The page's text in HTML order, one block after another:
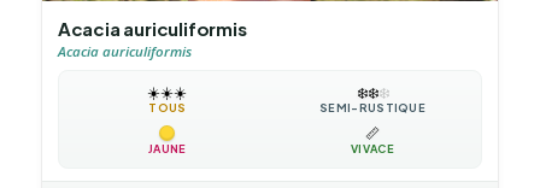
Acacia auriculiformis
Acacia auriculiformis
☀️☀️☀️
TOUS
❄️❄️❄️
SEMI-RUSTIQUE
JAUNE
📏
VIVACE